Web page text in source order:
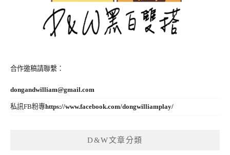
合作邀稿請聯繫：
dongandwilliam@gmail.com
私訊FB粉專https://www.facebook.com/dongwilliamplay/
D&W文章分類